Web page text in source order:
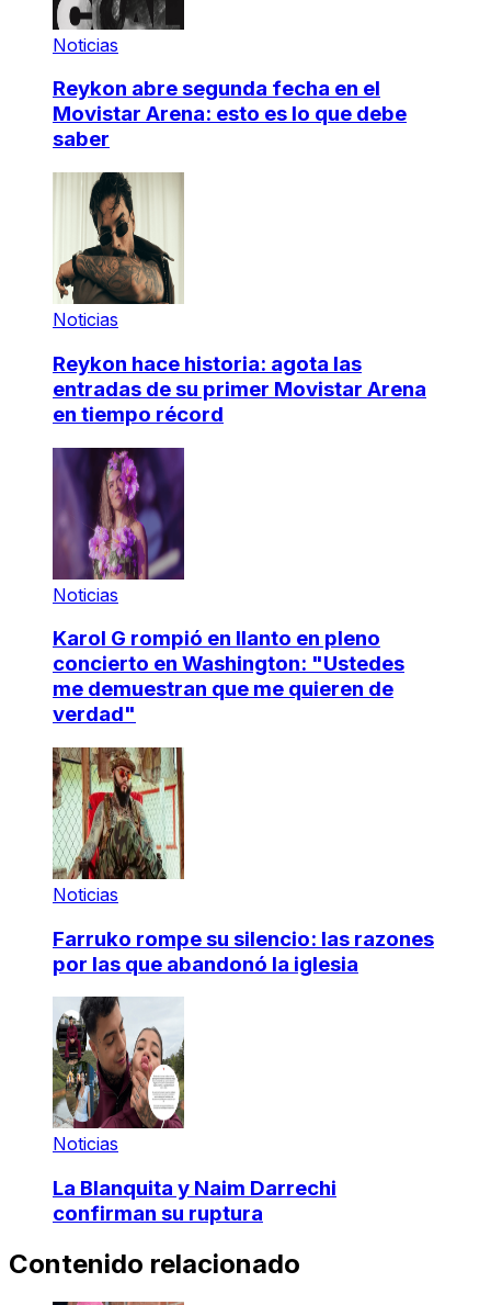
Noticias
Reykon abre segunda fecha en el
Movistar Arena: esto es lo que debe
saber
Noticias
Reykon hace historia: agota las
entradas de su primer Movistar Arena
en tiempo récord
Noticias
Karol G rompió en llanto en pleno
concierto en Washington: "Ustedes
me demuestran que me quieren de
verdad"
Noticias
Farruko rompe su silencio: las razones
por las que abandonó la iglesia
Noticias
La Blanquita y Naim Darrechi
confirman su ruptura
Contenido relacionado